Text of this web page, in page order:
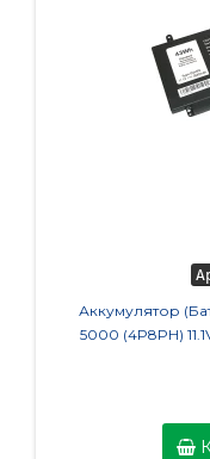
Аккумулятор
5000 (4P8PH)